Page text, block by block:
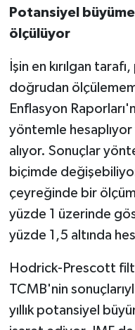
Potansiyel
ölçülüyor
İşin en kırılgan
doğrudan
Enflasyon
yöntemle hesaplıyor
alıyor. Sonuçlar
biçimde
çeyreğinde bir
yüzde 1 üzerinde
yüzde 1,5 altında
Hodrick-Prescott
TCMB'nin
yıllık potansiyel